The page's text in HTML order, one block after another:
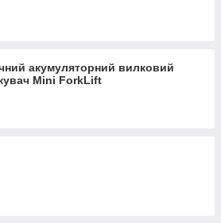
акумуляторний вилковий
Mini ForkLift